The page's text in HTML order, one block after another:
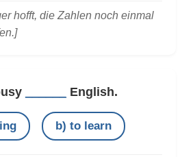
hofft, die Zahlen noch einmal
English.
b) to learn